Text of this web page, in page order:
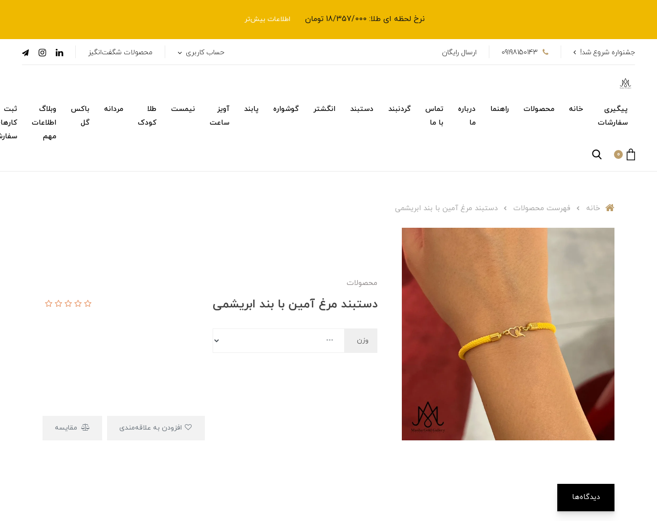
نرخ لحظه ای طلا: 18/357/000 تومان اطلاعات بیش‌تر
جشنواره شروع شد! 09198150143 ارسال رایگان حساب کاربری محصولات شگفت‌انگیز
پیگیری
سفارشات
خانه محصولات راهنما
درباره
ما
تماس
با ما
گردنبند دستبند انگشتر گوشواره پابند
آویز
ساعت
نیمست
طلا
کودک
مردانه
باکس
گل
وبلاگ
اطلاعات
مهم
ثبت
0
خانه فهرست محصولات دستبند مرغ آمین با بند ابریشمی
محصولات
دستبند مرغ آمین با بند ابریشمی
وزن
مقایسه
دیدگاه‌ها